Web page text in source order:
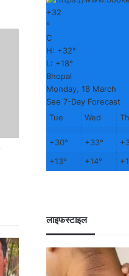
+32
°
C
H: +32°
L: +18°
Bhopal
Monday, 18 March
See 7-Day Forecast
Tue
Wed
+30° +33° +
+13° +14° +
लाइफस्टाइल